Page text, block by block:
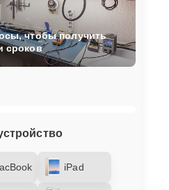
iPad
чтобы получить
сроков